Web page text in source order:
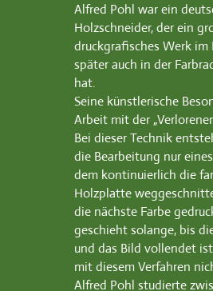
Alfred Pohl war ein
Holzschneider, der ein
druckgrafisches Werk
später auch in der
hat.
Seine künstlerische
Arbeit mit der
Bei dieser Technik
die Bearbeitung nur
dem kontinuierlich die
Holzplatte
die nächste Farbe
geschieht solange, bis
und das Bild vollendet
mit diesem Verfahren
Alfred Pohl studierte